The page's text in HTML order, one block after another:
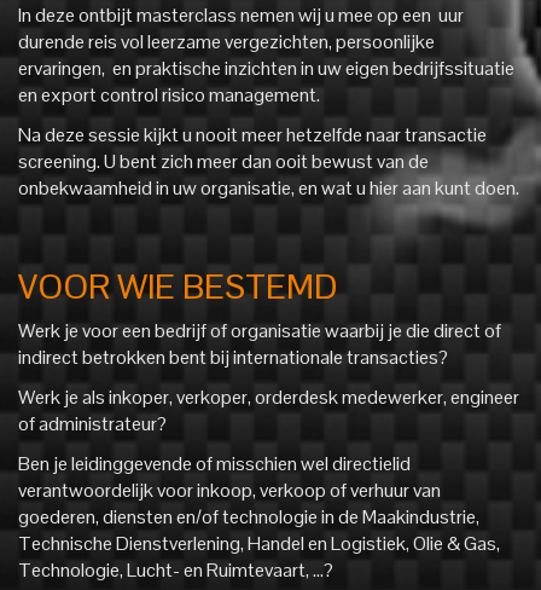
In deze ontbijt masterclass nemen wij u mee op een uur
durende reis vol leerzame vergezichten, persoonlijke
ervaringen, en praktische inzichten in uw eigen bedrijfssituatie
en export control risico management.
Na deze sessie kijkt u nooit meer hetzelfde naar transactie
screening. U bent zich meer dan ooit bewust van de
onbekwaamheid in uw organisatie, en wat u hier aan kunt doen.
VOOR WIE BESTEMD
Werk je voor een bedrijf of organisatie waarbij je die direct of
indirect betrokken bent bij internationale transacties?
Werk je als inkoper, verkoper, orderdesk medewerker, engineer
of administrateur?
Ben je leidinggevende of misschien wel directielid
verantwoordelijk voor inkoop, verkoop of verhuur van
goederen, diensten en/of technologie in de Maakindustrie,
Technische Dienstverlening, Handel en Logistiek, Olie & Gas,
Technologie, Lucht- en Ruimtevaart, …?